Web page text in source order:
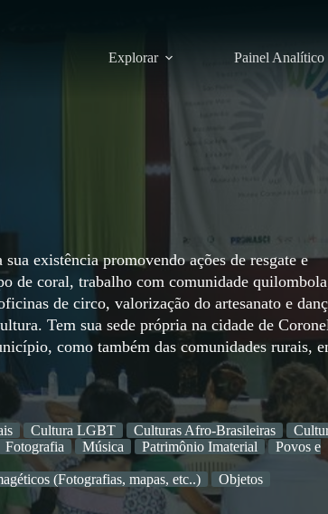
Explorar Painel Analítico
existência promovendo ações de resgate e
de coral, trabalho com comunidade
de circo, valorização do artesanato e
Tem sua sede própria na cidade de
como também das comunidades rurais,
Cultura LGBT Culturas Afro-Brasileiras
Fotografia Música Patrimônio Imaterial
Povos e
(Fotografias, mapas, etc..) Objetos